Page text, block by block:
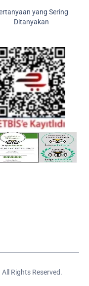
yang Sering
Ditanyakan
Rights Reserved.